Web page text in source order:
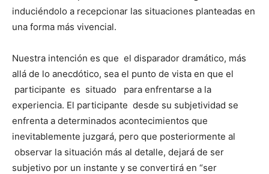
induciéndolo a recepcionar las situaciones planteadas en
una forma más vivencial.
Nuestra intención es que el disparador dramático, más
allá de lo anecdótico, sea el punto de vista en que el
participante es situado para enfrentarse a la
experiencia. El participante desde su subjetividad se
enfrenta a determinados acontecimientos que
inevitablemente juzgará, pero que posteriormente al
observar la situación más al detalle, dejará de ser
subjetivo por un instante y se convertirá en “ser